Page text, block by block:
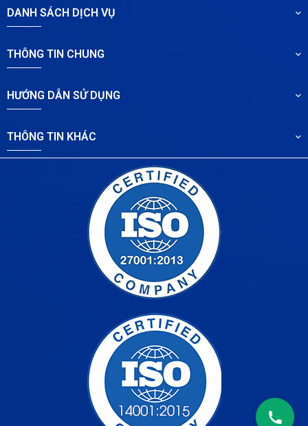
DANH SÁCH DỊCH VỤ
THÔNG TIN CHUNG
HƯỚNG DẪN SỬ DỤNG
THÔNG TIN KHÁC